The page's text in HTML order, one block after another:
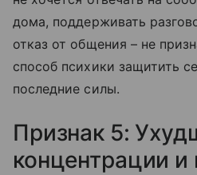
дома, поддерживать
отказ от общения – не
способ психики защитить
последние силы.
Признак 5:
концентрации и